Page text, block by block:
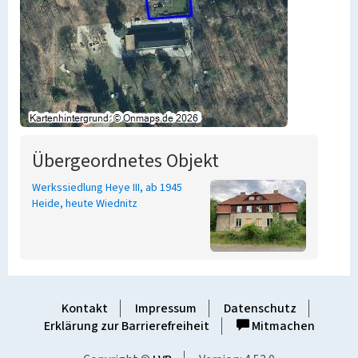
Übergeordnetes Objekt
Werkssiedlung Heye III, ab 1945
Heide, heute Wiednitz
Kontakt Impressum
Datenschutz
Erklärung zur Barrierefreiheit
Mitmachen